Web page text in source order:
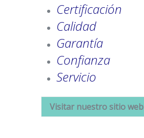
Certificación
Calidad
Garantía
Confianza
Servicio
Visitar nuestro sitio web